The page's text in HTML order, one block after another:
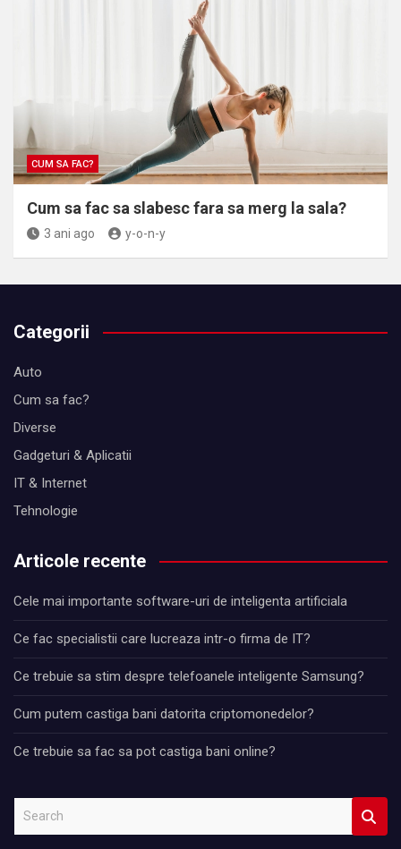
CUM SA FAC?
Cum sa fac sa slabesc fara sa merg la sala?
3 ani ago y-o-n-y
Categorii
Auto
Cum sa fac?
Diverse
Gadgeturi & Aplicatii
IT & Internet
Tehnologie
Articole recente
Cele mai importante software-uri de inteligenta artificiala
Ce fac specialistii care lucreaza intr-o firma de IT?
Ce trebuie sa stim despre telefoanele inteligente Samsung?
Cum putem castiga bani datorita criptomonedelor?
Ce trebuie sa fac sa pot castiga bani online?